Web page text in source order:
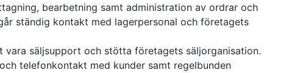
bearbetning samt administration av ordrar och
ständig kontakt med lagerpersonal och företagets
vara säljsupport och stötta företagets säljorganisation.
telefonkontakt med kunder samt regelbunden